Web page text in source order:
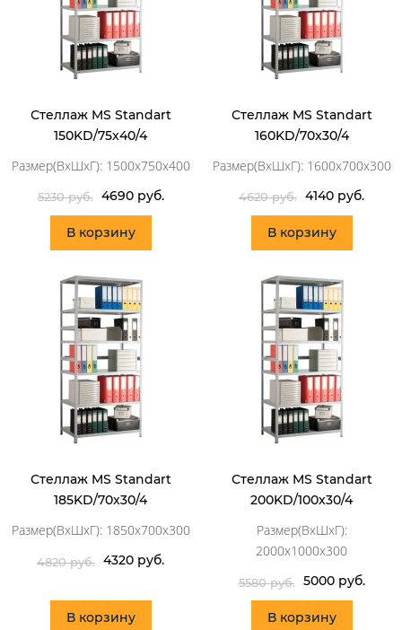
Стеллаж MS Standart
150KD/75x40/4
Размер(ВхШхГ): 1500x750x400
5230 руб. 4690 руб.
В корзину
Стеллаж MS Standart
160KD/70x30/4
Размер(ВхШхГ): 1600x700x300
4620 руб. 4140 руб.
В корзину
Стеллаж MS Standart
185KD/70x30/4
Размер(ВхШхГ): 1850x700x300
4820 руб. 4320 руб.
В корзину
Стеллаж MS Standart
200KD/100x30/4
Размер(ВхШхГ):
2000x1000x300
5580 руб. 5000 руб.
В корзину